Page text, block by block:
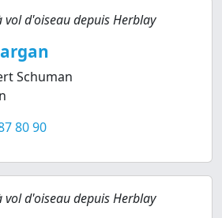
vol d'oiseau depuis Herblay
Schuman
80 90
vol d'oiseau depuis Herblay